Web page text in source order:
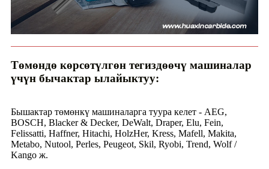
Төмөндө көрсөтүлгөн тегиздөөчү машиналар
үчүн бычактар ​​ылайыктуу:
Бышактар ​​төмөнкү машиналарга туура келет - AEG,
BOSCH, Blacker & Decker, DeWalt, Draper, Elu, Fein,
Felissatti, Haffner, Hitachi, HolzHer, Kress, Mafell, Makita,
Metabo, Nutool, Perles, Peugeot, Skil, Ryobi, Trend, Wolf /
Kango ж.